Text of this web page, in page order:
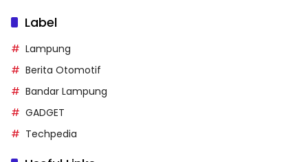
Label
Lampung
Berita Otomotif
Bandar Lampung
GADGET
Techpedia